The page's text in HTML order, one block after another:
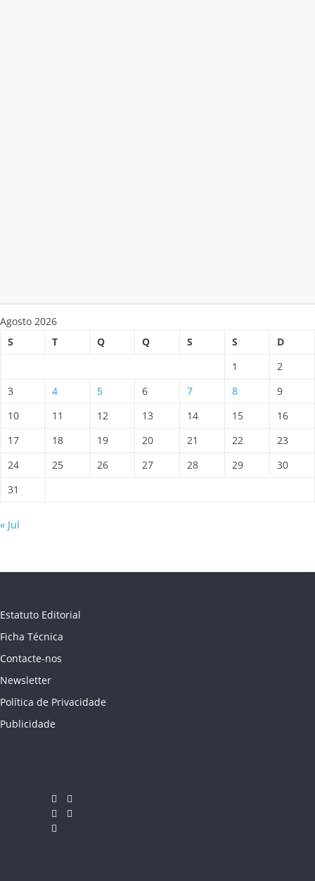
Agosto 2026
S
T Q Q S S
D
1
2
3
4 5 6 7 8
9
10
11 12 13 14 15
16
17
18 19 20 21 22
23
24
25 26 27 28 29
30
31
« Jul
Estatuto Editorial
Ficha Técnica
Contacte-nos
Newsletter
Política de Privacidade
Publicidade